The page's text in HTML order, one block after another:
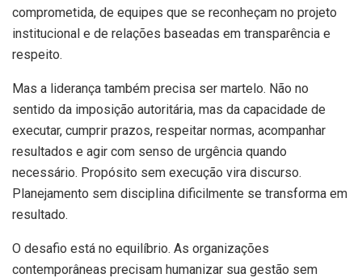
comprometida, de equipes que se reconheçam no projeto
institucional e de relações baseadas em transparência e
respeito.
Mas a liderança também precisa ser martelo. Não no
sentido da imposição autoritária, mas da capacidade de
executar, cumprir prazos, respeitar normas, acompanhar
resultados e agir com senso de urgência quando
necessário. Propósito sem execução vira discurso.
Planejamento sem disciplina dificilmente se transforma em
resultado.
O desafio está no equilíbrio. As organizações
contemporâneas precisam humanizar sua gestão sem